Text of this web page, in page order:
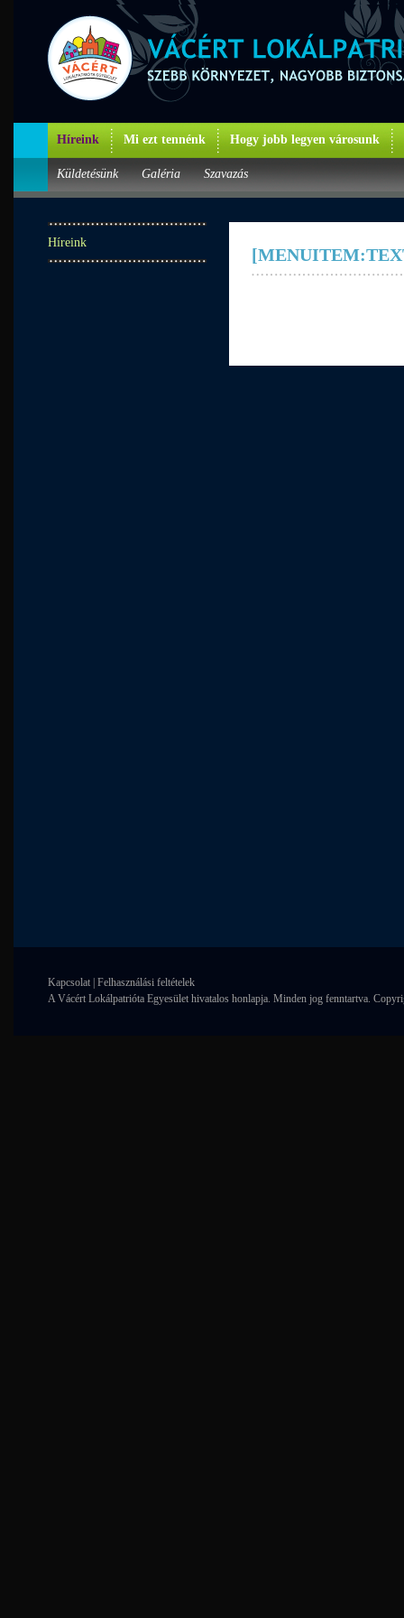
Híreink Mi ezt tennénk Hogy jobb legyen városunk
Küldetésünk Galéria Szavazás
Híreink
Kapcsolat Felhasználási feltételek
A Vácért Lokálpatrióta Egyesület hivatalos honlapja. Minden jog fenntartva.